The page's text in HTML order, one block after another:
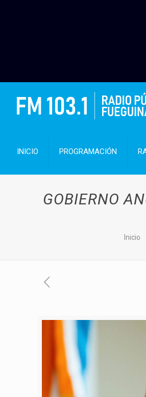
INICIO PROGRAMACIÓN
GOBIERNO
Inicio